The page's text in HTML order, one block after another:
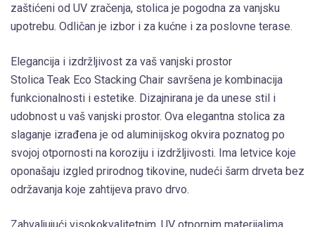
zaštićeni od UV zračenja, stolica je pogodna za vanjsku
upotrebu. Odličan je izbor i za kućne i za poslovne terase.
Elegancija i izdržljivost za vaš vanjski prostor
Stolica Teak Eco Stacking Chair savršena je kombinacija
funkcionalnosti i estetike. Dizajnirana je da unese stil i
udobnost u vaš vanjski prostor. Ova elegantna stolica za
slaganje izrađena je od aluminijskog okvira poznatog po
svojoj otpornosti na koroziju i izdržljivosti. Ima letvice koje
oponašaju izgled prirodnog tikovine, nudeći šarm drveta bez
održavanja koje zahtijeva pravo drvo.